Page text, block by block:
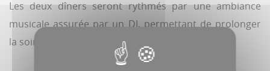
Les deux dîners seront rythmés par une ambiance
musicale assurée par un DJ, permettant de prolonger
la soirée sur la piste de danse.